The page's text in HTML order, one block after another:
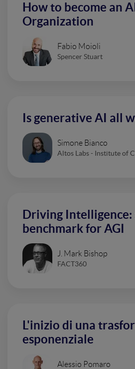
How to become an
Organization
Fabio Moioli
Spencer Stuart
Is generative AI all
Simone Bianco
Altos Labs - Institute of
Driving Intelligence:
benchmark for AGI
J. Mark Bishop
FACT360
L'inizio di una
esponenziale
Alessio Pomaro